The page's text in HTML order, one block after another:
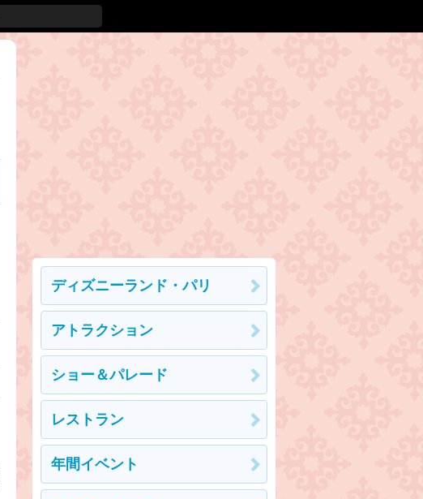
ディズニーランド・パリ
アトラクション
ショー＆パレード
レストラン
年間イベント